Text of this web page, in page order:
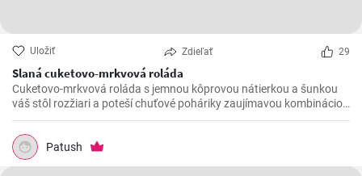
Uložiť Zdieľať 29
Slaná cuketovo-mrkvová roláda
Cuketovo-mrkvová roláda s jemnou kôprovou nátierkou a šunkou
váš stôl rozžiari a poteší chuťové poháriky zaujímavou kombináciou
chutí.
Patush